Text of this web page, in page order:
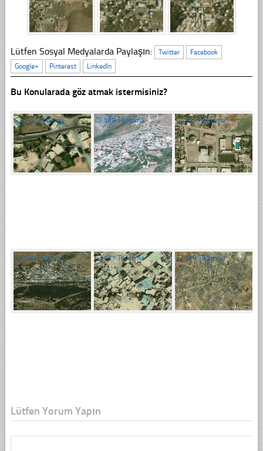
Lütfen Sosyal Medyalarda Paylaşın: Twitter
Facebook
Google+
Pinterest LinkedIn
Bu Konularada göz atmak istermisiniz?
☐312 Tıklanma ☐339 Tıklanma ☐304 Tıklanma
☐ 244 Tıklanma ☐171 Tıklanma ☐379 Tıklanma
Lütfen Yorum Yapın